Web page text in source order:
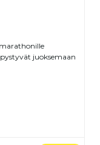
juoksemaan